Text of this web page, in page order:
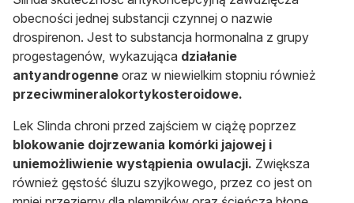
obecności jednej substancji czynnej o nazwie
drospirenon. Jest to substancja hormonalna z grupy
progestagenów, wykazująca działanie
antyandrogenne oraz w niewielkim stopniu również
przeciwmineralokortykosteroidowe.
Lek Slinda chroni przed zajściem w ciążę poprzez
blokowanie dojrzewania komórki jajowej i
uniemożliwienie wystąpienia owulacji. Zwiększa
również gęstość śluzu szyjkowego, przez co jest on